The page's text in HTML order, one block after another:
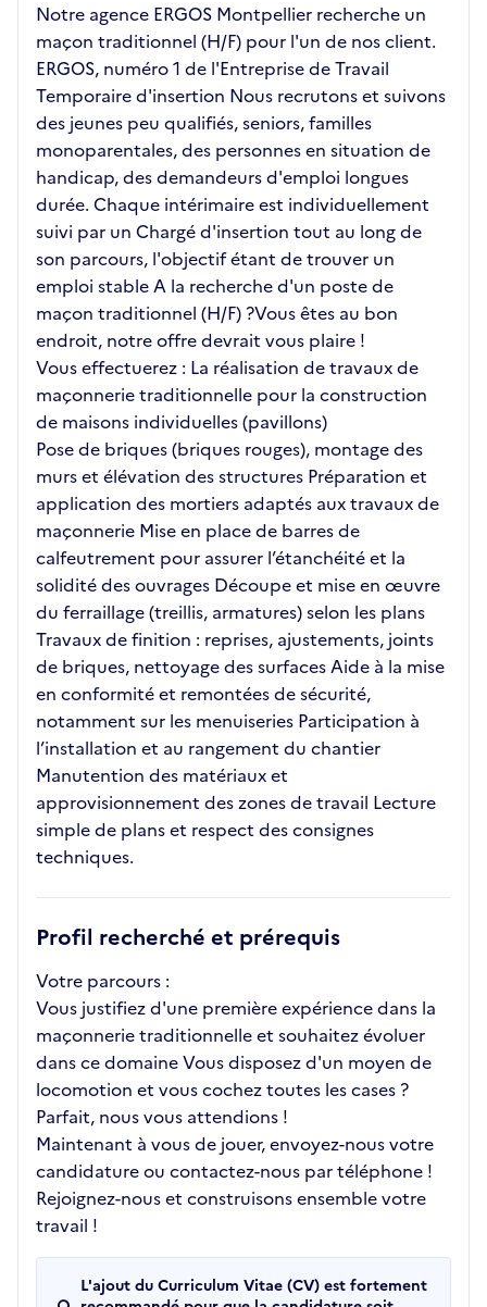
Notre agence ERGOS Montpellier recherche un
maçon traditionnel (H/F) pour l'un de nos client.
ERGOS, numéro 1 de l'Entreprise de Travail
Temporaire d'insertion Nous recrutons et suivons
des jeunes peu qualifiés, seniors, familles
monoparentales, des personnes en situation de
handicap, des demandeurs d'emploi longues
durée. Chaque intérimaire est individuellement
suivi par un Chargé d'insertion tout au long de
son parcours, l'objectif étant de trouver un
emploi stable A la recherche d'un poste de
maçon traditionnel (H/F) ?Vous êtes au bon
endroit, notre offre devrait vous plaire !
Vous effectuerez : La réalisation de travaux de
maçonnerie traditionnelle pour la construction
de maisons individuelles (pavillons)
Pose de briques (briques rouges), montage des
murs et élévation des structures Préparation et
application des mortiers adaptés aux travaux de
maçonnerie Mise en place de barres de
calfeutrement pour assurer l’étanchéité et la
solidité des ouvrages Découpe et mise en œuvre
du ferraillage (treillis, armatures) selon les plans
Travaux de finition : reprises, ajustements, joints
de briques, nettoyage des surfaces Aide à la mise
en conformité et remontées de sécurité,
notamment sur les menuiseries Participation à
l’installation et au rangement du chantier
Manutention des matériaux et
approvisionnement des zones de travail Lecture
simple de plans et respect des consignes
techniques.
Profil recherché et prérequis
Votre parcours :
Vous justifiez d'une première expérience dans la
maçonnerie traditionnelle et souhaitez évoluer
dans ce domaine Vous disposez d'un moyen de
locomotion et vous cochez toutes les cases ?
Parfait, nous vous attendions !
Maintenant à vous de jouer, envoyez-nous votre
candidature ou contactez-nous par téléphone !
Rejoignez-nous et construisons ensemble votre
travail !
L'ajout du Curriculum Vitae (CV) est fortement